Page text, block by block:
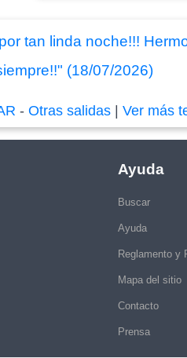
tan linda noche!!!
(18/07/2026)
-Otras salidas |Ver más
Ayuda
Buscar
Ayuda
Reglamento y
Mapa del sitio
Contacto
Prensa